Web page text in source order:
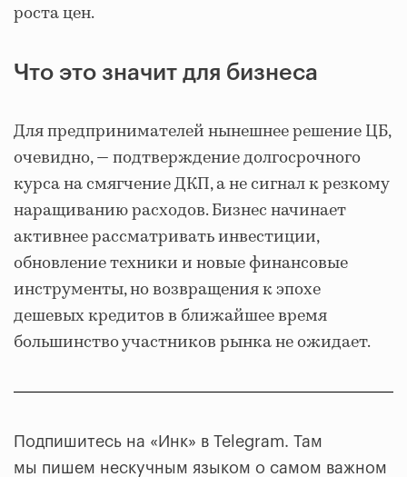
роста цен.
Что это значит для бизнеса
Для предпринимателей нынешнее решение ЦБ,
очевидно, — подтверждение долгосрочного
курса на смягчение ДКП, а не сигнал к резкому
наращиванию расходов. Бизнес начинает
активнее рассматривать инвестиции,
обновление техники и новые финансовые
инструменты, но возвращения к эпохе
дешевых кредитов в ближайшее время
большинство участников рынка не ожидает.
Подпишитесь на «Инк» в Telegram. Там
мы пишем нескучным языком о самом важном